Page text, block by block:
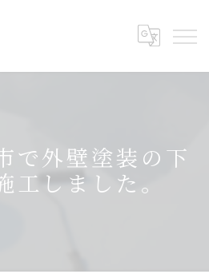
で外壁塗装の下
工しました。